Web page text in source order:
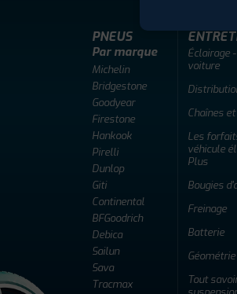
PNEUS
Par marque
Michelin
Bridgestone
Goodyear
Firestone
Hankook
Pirelli
Dunlop
Giti
Continental
BFGoodrich
Debica
Sailun
Sava
Tracmax
Éclairage
voiture
Chaînes
Les
véhicule
Plus
Bougies
Freinage
Batterie
Géométrie
Tout